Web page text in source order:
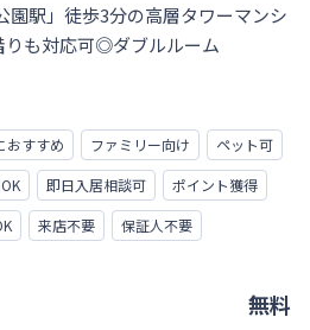
駅」徒歩3分の高層タワーマンシ
も対応可◎ダブルルーム
おすすめ ファミリー向け
ペット可
即日入居相談可
ポイント獲得
来店不要 保証人不要
無料